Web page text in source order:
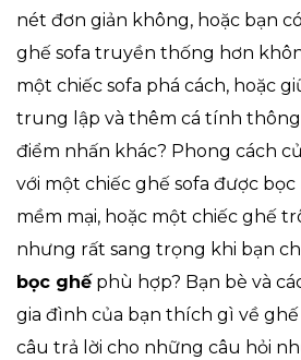
nét đơn giản không, hoặc bạn
ghế sofa truyền thống hơn
một chiếc sofa phá cách, hoặc
trung lập và thêm cá tính thông
điểm nhấn khác? Phong cách
với một chiếc ghế sofa được
mềm mại, hoặc một chiếc ghế
nhưng rất sang trọng khi bạn
bọc ghếphù hợp? Bạn bè và
gia đình của bạn thích gì về ghế
câu trả lời cho những câu hỏi